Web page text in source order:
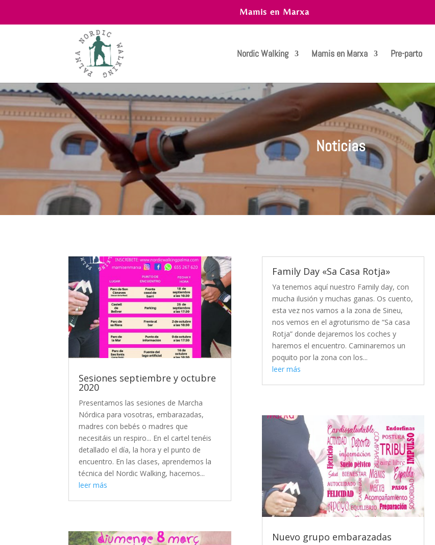
Mamis en Marxa
Nordic Walking Mamis en Marxa Pre-parto
Noticias
Sesiones septiembre y octubre
2020
Presentamos las sesiones de Marcha
Nórdica para vosotras, embarazadas,
madres con bebés o madres que
necesitáis un respiro... En el cartel tenéis
detallado el día, la hora y el punto de
encuentro. En las clases, aprendemos la
técnica del Nordic Walking, hacemos...
leer más
Family Day «Sa Casa Rotja»
Ya tenemos aquí nuestro Family day, con
mucha ilusión y muchas ganas. Os cuento,
esta vez nos vamos a la zona de Sineu,
nos vemos en el agroturismo de “Sa casa
Rotja” donde dejaremos los coches y
haremos el encuentro. Caminaremos un
poquito por la zona con los...
leer más
Nuevo grupo embarazadas